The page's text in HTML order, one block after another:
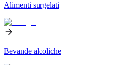
Alimenti surgelati
Bevande alcoliche